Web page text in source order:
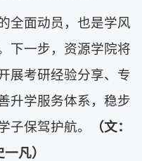
全面动员，也是学风
下一步，资源学院将
展考研经验分享、专
升学服务体系，稳步
子保驾护航。
（文：
一凡）